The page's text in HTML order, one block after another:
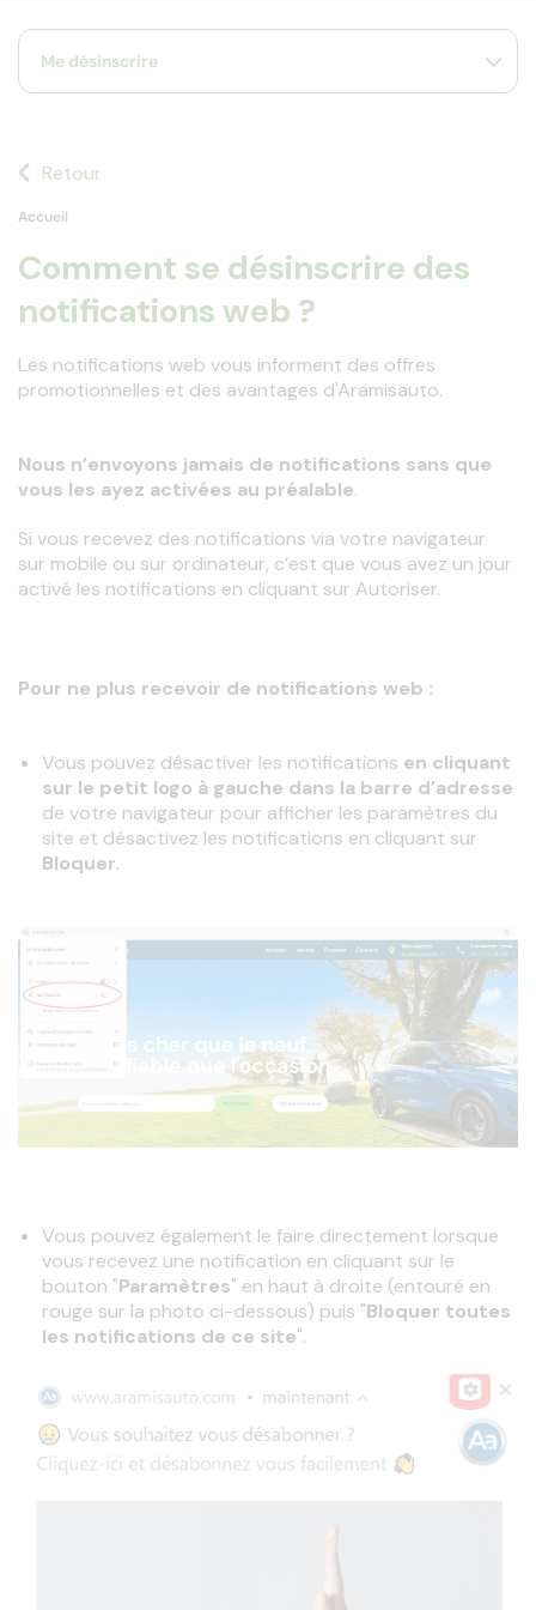
Me désinscrire
Retour
Accueil
Comment se désinscrire des
notifications web ?
Les notifications web vous informent des offres
promotionnelles et des avantages d'Aramisauto.
Nous n’envoyons jamais de notifications sans que
vous les ayez activées au préalable.
Si vous recevez des notifications via votre navigateur
sur mobile ou sur ordinateur, c’est que vous avez un jour
activé les notifications en cliquant sur Autoriser.
Vous pouvez désactiver les notifications en cliquant
sur le petit logo à gauche dans la barre d’adresse
de votre navigateur pour afficher les paramètres du
site et désactivez les notifications en cliquant sur
Bloquer.
Vous pouvez également le faire directement lorsque
vous recevez une notification en cliquant sur le
bouton "Paramètres" en haut à droite (entouré en
rouge sur la photo ci-dessous) puis "Bloquer toutes
les notifications de ce site".